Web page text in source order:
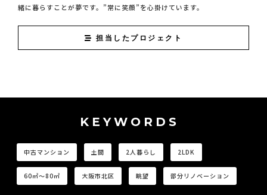
緒に暮らすことが夢です。”常に笑顔”を心掛けています。
担当したプロジェクト
KEYWORDS
中古マンション 土間 2人暮らし 2LDK
60㎡〜80㎡ 大阪市北区 眺望 部分リノベーション